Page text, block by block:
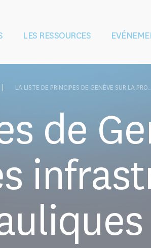
LES RESSOURCES
LA LISTE DE PRINCIPES DE GENÈVE SUR LA
de